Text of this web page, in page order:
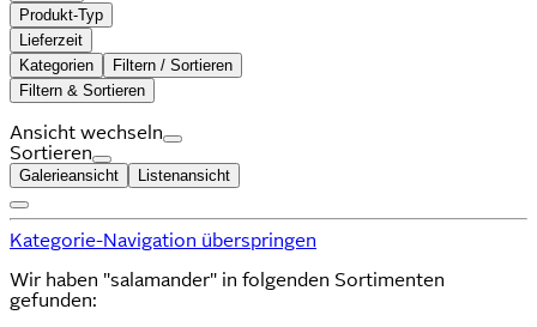
Produkt-Typ
Lieferzeit
Kategorien
Filtern / Sortieren
Filtern & Sortieren
Ansicht wechseln
Sortieren
Galerieansicht Listenansicht
Kategorie-Navigation überspringen
Wir haben "salamander" in folgenden Sortimenten
gefunden: